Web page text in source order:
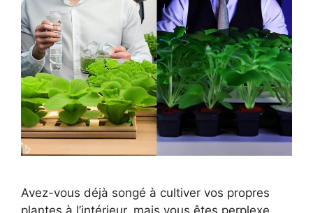
Avez-vous déjà songé à cultiver vos propres
plantes à l’intérieur, mais vous êtes perplexe